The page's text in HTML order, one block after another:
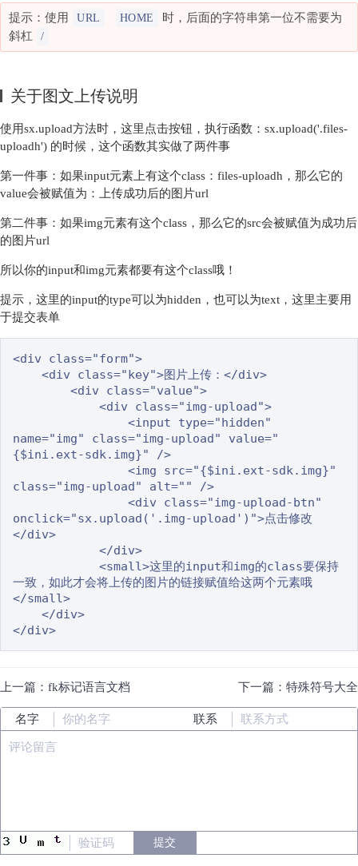
提示：使用 URL HOME
时，后面的字符串第一位不需要为
斜杠
/
关于图文上传说明
使用sx.upload方法时，这里点击按钮，执行函数：sx.upload('.files-
uploadh') 的时候，这个函数其实做了两件事
第一件事：如果input元素上有这个class：files-uploadh，那么它的
value会被赋值为：上传成功后的图片url
第二件事：如果img元素有这个class，那么它的src会被赋值为成功后
的图片url
所以你的input和img元素都要有这个class哦！
提示，这里的input的type可以为hidden，也可以为text，这里主要用
于提交表单
<div class="form">
name="img" class="img-upload" value="
{$ini.ext-sdk.img}" />
class="img-upload" alt="" />
onclick="sx.upload('.img-upload')">点击修改
</div>
一致，如此才会将上传的图片的链接赋值给这两个元素哦
</small>
上一篇： fk标记语言文档 下一篇： 特殊符号大全
名字 联系